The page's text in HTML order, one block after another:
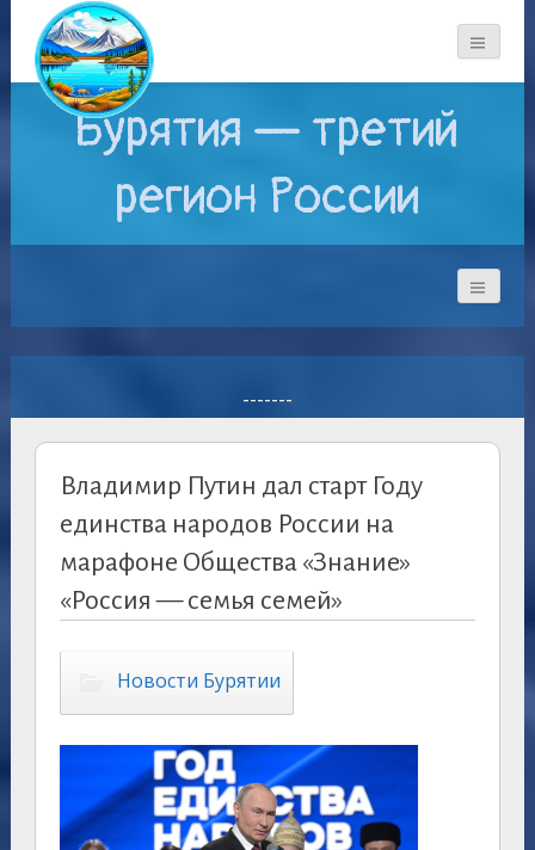
Бурятия — третий
регион России
-------
Владимир Путин дал старт Году
единства народов России на
марафоне Общества «Знание»
«Россия — семья семей»
Новости Бурятии